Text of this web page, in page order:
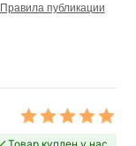
Правила публикации